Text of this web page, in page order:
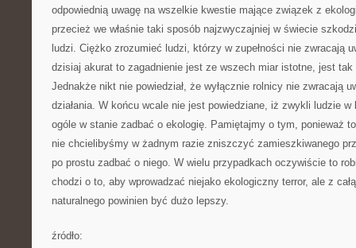
odpowiednią uwagę na wszelkie kwestie mające związek z
przecież we właśnie taki sposób najzwyczajniej w świecie
ludzi. Ciężko zrozumieć ludzi, którzy w zupełności nie zwracają
dzisiaj akurat to zagadnienie jest ze wszech miar istotne, jest tak
Jednakże nikt nie powiedział, że wyłącznie rolnicy nie zwracają
działania. W końcu wcale nie jest powiedziane, iż zwykli ludzie
ogóle w stanie zadbać o ekologię. Pamiętajmy o tym, ponieważ
nie chcielibyśmy w żadnym razie zniszczyć zamieszkiwanego
po prostu zadbać o niego. W wielu przypadkach oczywiście to
chodzi o to, aby wprowadzać niejako ekologiczny terror, ale z
naturalnego powinien być dużo lepszy.
źródło: